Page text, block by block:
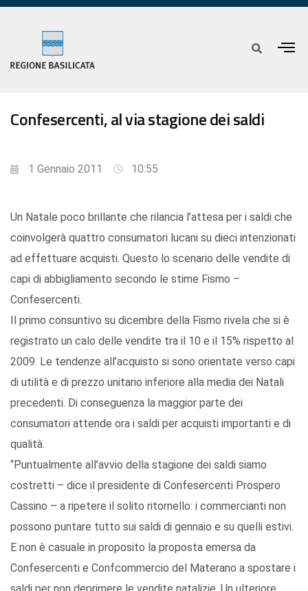
Confesercenti, al via stagione dei saldi
1 Gennaio 2011 10:55
Un Natale poco brillante che rilancia l’attesa per i saldi che
coinvolgerà quattro consumatori lucani su dieci intenzionati
ad effettuare acquisti. Questo lo scenario delle vendite di
capi di abbigliamento secondo le stime Fismo –
Confesercenti.
Il primo consuntivo su dicembre della Fismo rivela che si è
registrato un calo delle vendite tra il 10 e il 15% rispetto al
2009. Le tendenze all’acquisto si sono orientate verso capi
di utilità e di prezzo unitario inferiore alla media dei Natali
precedenti. Di conseguenza la maggior parte dei
consumatori attende ora i saldi per acquisti importanti e di
qualità.
“Puntualmente all’avvio della stagione dei saldi siamo
costretti – dice il presidente di Confesercenti Prospero
Cassino – a ripetere il solito ritornello: i commercianti non
possono puntare tutto sui saldi di gennaio e su quelli estivi.
E non è casuale in proposito la proposta emersa da
Confesercenti e Confcommercio del Materano a spostare i